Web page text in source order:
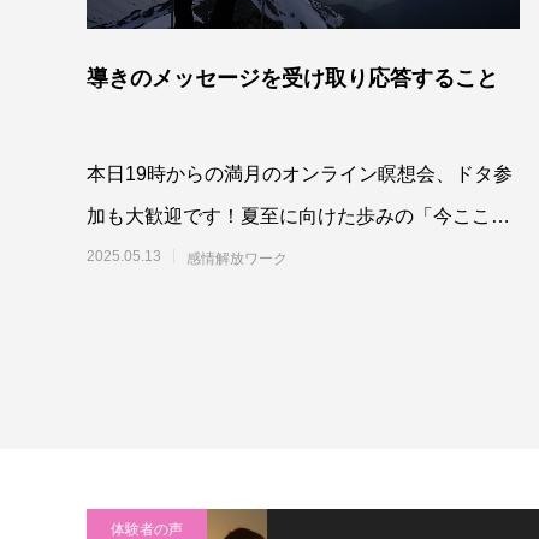
導きのメッセージを受け取り応答すること
本日19時からの満月のオンライン瞑想会、ドタ参
加も大歓迎です！夏至に向けた歩みの「今ここ」
をしっかり確認、調整していきましょう！
2025.05.13 感情解放ワーク
体験者の声